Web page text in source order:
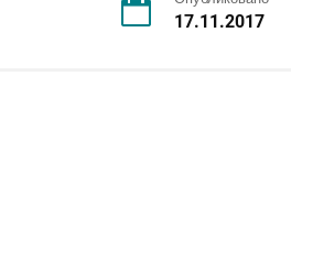
17.11.2017